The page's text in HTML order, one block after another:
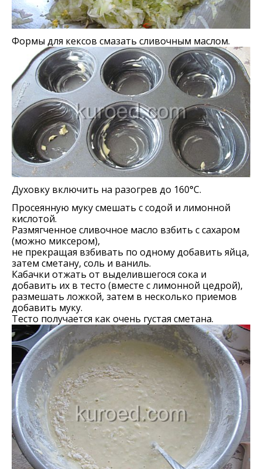
Формы для кексов смазать сливочным маслом.
Духовку включить на разогрев до 160°С.
Просеянную муку смешать с содой и лимонной
кислотой.
Размягченное сливочное масло взбить с сахаром
(можно миксером),
не прекращая взбивать по одному добавить яйца,
затем сметану, соль и ваниль.
Кабачки отжать от выделившегося сока и
добавить их в тесто (вместе с лимонной цедрой),
размешать ложкой, затем в несколько приемов
добавить муку.
Тесто получается как очень густая сметана.